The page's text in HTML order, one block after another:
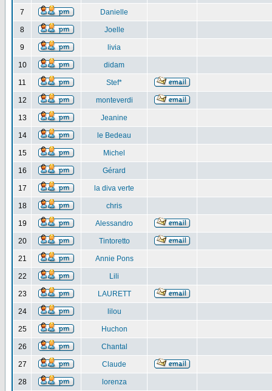
7 Danielle
8 Joelle
9 livia
10 didam
11 Stef*
12 monteverdi
13 Jeanine
14 le Bedeau
15 Michel
16 Gérard
17 la diva verte
18 chris
19 Alessandro
20 Tintoretto
21 Annie Pons
22 Lili
23 LAURETT
24 lilou
25 Huchon
26 Chantal
27 Claude
28 lorenza